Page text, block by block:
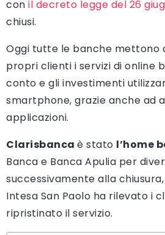
con il decreto legge del 26
chiusi.
Oggi tutte le banche mettono
propri clienti i servizi di online
conto e gli investimenti
smartphone, grazie anche ad
applicazioni.
Clarisbanca è stato l’home
Banca e Banca Apulia per
successivamente alla
Intesa San Paolo ha rilevato i
ripristinato il servizio.